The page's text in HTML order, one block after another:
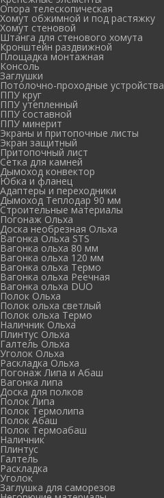
Опора телескопическая
Хомут обжимной и под растяжку
Хомут стеновой
Штанга для стенового хомута
Кронштейн раздвижной
Площадка монтажная
Консоль
Заглушки
Потолочно-проходные устройства
ППУ круг
ППУ утепленный
ППУ составной
ППУ минерит
Экраны и притопочные листы
Экран защитный
Притопочный лист
Сетка для камней
Дымоход конвектор
Юбка и фланец
Адаптеры и переходники
Дымоход Теплодар 90 мм
Cтроительные материалы
Погонаж Ольха
Доска необрезная Ольха
Вагонка Ольха STS
Вагонка ольха 80 мм
Вагонка ольха 120 мм
Вагонка ольха Термо
Вагонка ольха Реечная
Вагонка ольха DUO
Полок Ольха
Полок ольха светлый
Полок ольха Термо
Наличник Ольха
Плинтус Ольха
Галтель Ольха
Уголок Ольха
Раскладка Ольха
Погонаж Липа и Абаш
Вагонка липа
Доска для полков
Полок Липа
Полок Термолипа
Полок Абаш
Полок Термоабаш
Наличник
Плинтус
Галтель
Раскладка
Уголок
Заглушка для саморезов